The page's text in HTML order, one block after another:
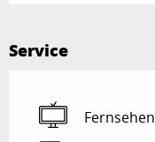
Service
Fernsehen